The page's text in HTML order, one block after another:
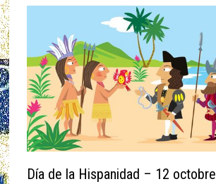
Día de la Hispanidad – 12 octobre